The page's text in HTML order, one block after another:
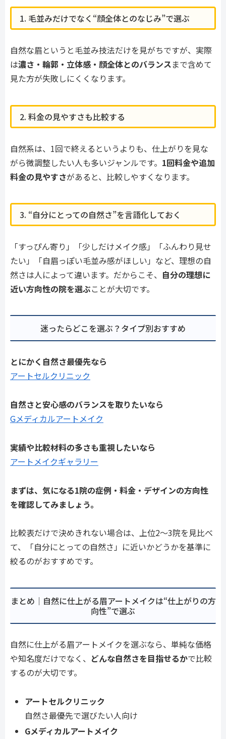
1. 毛並みだけでなく“顔全体とのなじみ”で選ぶ
自然な眉というと毛並み技法だけを見がちですが、実際
は濃さ・輪郭・立体感・顔全体とのバランスまで含めて
見た方が失敗しにくくなります。
2. 料金の見やすさも比較する
自然系は、1回で終えるというよりも、仕上がりを見な
がら微調整したい人も多いジャンルです。 1回料金や追加
料金の見やすさがあると、比較しやすくなります。
3. “自分にとっての自然さ”を言語化しておく
「すっぴん寄り」「少しだけメイク感」「ふんわり見せ
たい」「自眉っぽい毛並み感がほしい」など、理想の自
然さは人によって違います。だからこそ、 自分の理想に
近い方向性の院を選ぶことが大切です。
迷ったらどこを選ぶ？タイプ別おすすめ
とにかく自然さ最優先なら
アートセルクリニック
自然さと安心感のバランスを取りたいなら
Gメディカルアートメイク
実績や比較材料の多さも重視したいなら
アートメイクギャラリー
まずは、気になる1院の症例・料金・デザインの方向性
を確認してみましょう。
比較表だけで決めきれない場合は、上位2〜3院を見比べ
て、「自分にとっての自然さ」に近いかどうかを基準に
絞るのがおすすめです。
まとめ｜自然に仕上がる眉アートメイクは“仕上がりの方
向性”で選ぶ
自然に仕上がる眉アートメイクを選ぶなら、単純な価格
や知名度だけでなく、 どんな自然さを目指せるかで比較
するのが大切です。
アートセルクリニック
自然さ最優先で選びたい人向け
Gメディカルアートメイク